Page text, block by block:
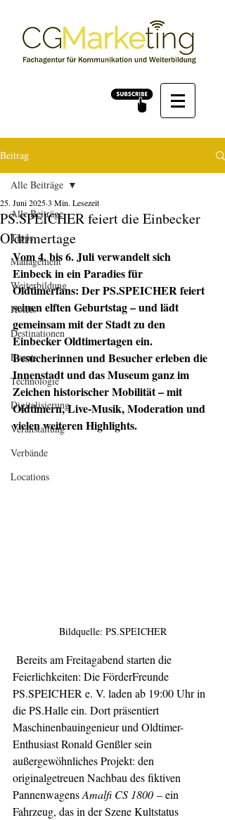
Beitrag
Alle Beiträge
Tipps
Management
Weiterbildung
Hotels
Destinationen
Events
Technologie
Digitalisierung
Veranstaltung
Verbände
Locations
Alle Beiträge
PS.SPEICHER feiert die Einbecker
Oldtimertage
25. Juni 20253 Min. Lesezeit
Vom 4. bis 6. Juli verwandelt sich
Einbeck in ein Paradies für
Oldtimerfans: Der PS.SPEICHER feiert
seinen elften Geburtstag – und lädt
gemeinsam mit der Stadt zu den
Einbecker Oldtimertagen ein.
Besucherinnen und Besucher erleben die
Innenstadt und das Museum ganz im
Zeichen historischer Mobilität – mit
Oldtimern, Live-Musik, Moderation und
vielen weiteren Highlights.
Bildquelle: PS.SPEICHER
Bereits am Freitagabend starten die
Feierlichkeiten: Die FörderFreunde
PS.SPEICHER e. V. laden ab 19:00 Uhr in
die PS.Halle ein. Dort präsentiert
Maschinenbauingenieur und Oldtimer-
Enthusiast Ronald Genßler sein
außergewöhnliches Projekt: den
originalgetreuen Nachbau des fiktiven
Pannenwagens Amalfi CS 1800 – ein
Fahrzeug, das in der Szene Kultstatus